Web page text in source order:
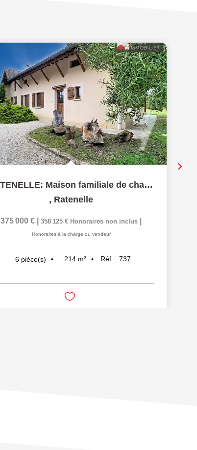
RATENELLE: Maison familiale de charme - En bord de Seille
, Ratenelle
375 000 € 358 125 € Honoraires non inclus
Honoraires à la charge du vendeur
6 pièce(s) 214 m² Réf : 737